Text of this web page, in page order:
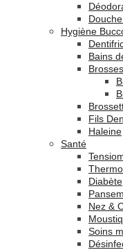
Hygiène
Bains
Fils
Haleine
Santé
Diabète
Nez &
Soins